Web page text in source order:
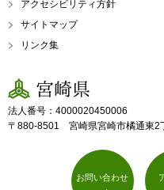
アクセシビリティ方針
サイトマップ
リンク集
宮崎県
法人番号：4000020450006
〒880-8501 宮崎県宮崎市橘通東2
お問い合わせ